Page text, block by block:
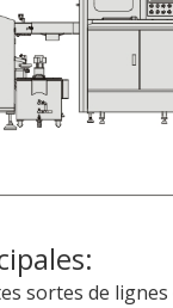
sortes de